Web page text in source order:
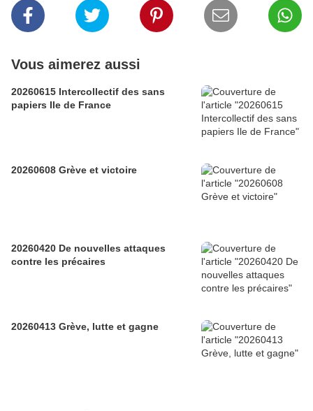
Vous aimerez aussi
20260615 Intercollectif des sans
papiers Ile de France
20260608 Grève et victoire
20260420 De nouvelles attaques
contre les précaires
20260413 Grève, lutte et gagne